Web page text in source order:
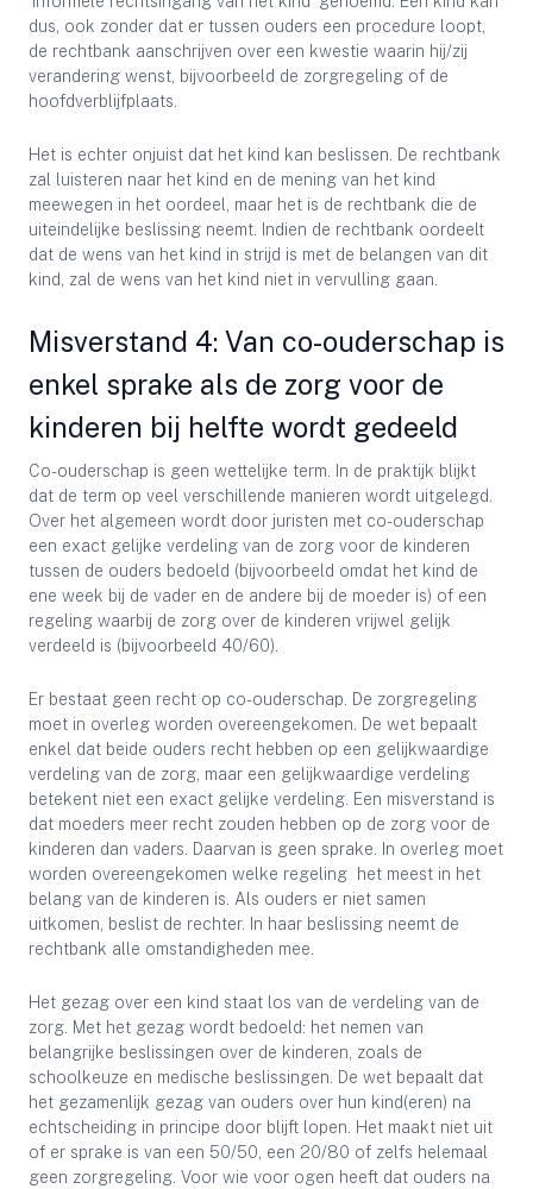
dus, ook zonder dat er tussen ouders een procedure loopt,
de rechtbank aanschrijven over een kwestie waarin hij/zij
verandering wenst, bijvoorbeeld de zorgregeling of de
hoofdverblijfplaats.
Het is echter onjuist dat het kind kan beslissen. De rechtbank
zal luisteren naar het kind en de mening van het kind
meewegen in het oordeel, maar het is de rechtbank die de
uiteindelijke beslissing neemt. Indien de rechtbank oordeelt
dat de wens van het kind in strijd is met de belangen van dit
kind, zal de wens van het kind niet in vervulling gaan.
Misverstand 4: Van co-ouderschap is
enkel sprake als de zorg voor de
kinderen bij helfte wordt gedeeld
Co-ouderschap is geen wettelijke term. In de praktijk blijkt
dat de term op veel verschillende manieren wordt uitgelegd.
Over het algemeen wordt door juristen met co-ouderschap
een exact gelijke verdeling van de zorg voor de kinderen
tussen de ouders bedoeld (bijvoorbeeld omdat het kind de
ene week bij de vader en de andere bij de moeder is) of een
regeling waarbij de zorg over de kinderen vrijwel gelijk
verdeeld is (bijvoorbeeld 40/60).
Er bestaat geen recht op co-ouderschap. De zorgregeling
moet in overleg worden overeengekomen. De wet bepaalt
enkel dat beide ouders recht hebben op een gelijkwaardige
verdeling van de zorg, maar een gelijkwaardige verdeling
betekent niet een exact gelijke verdeling. Een misverstand is
dat moeders meer recht zouden hebben op de zorg voor de
kinderen dan vaders. Daarvan is geen sprake. In overleg moet
worden overeengekomen welke regeling het meest in het
belang van de kinderen is. Als ouders er niet samen
uitkomen, beslist de rechter. In haar beslissing neemt de
rechtbank alle omstandigheden mee.
Het gezag over een kind staat los van de verdeling van de
zorg. Met het gezag wordt bedoeld: het nemen van
belangrijke beslissingen over de kinderen, zoals de
schoolkeuze en medische beslissingen. De wet bepaalt dat
het gezamenlijk gezag van ouders over hun kind(eren) na
echtscheiding in principe door blijft lopen. Het maakt niet uit
of er sprake is van een 50/50, een 20/80 of zelfs helemaal
geen zorgregeling. Voor wie voor ogen heeft dat ouders na